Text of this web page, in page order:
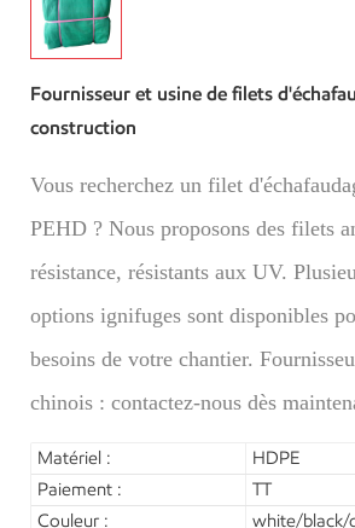
Fournisseur et usine de filets
construction
Vous recherchez un filet
PEHD ? Nous proposons des filets
résistance, résistants aux UV.
options ignifuges sont disponibles
besoins de votre chantier.
chinois : contactez-nous dès
Matériel :
HDPE
Paiement :
TT
Couleur :
white/black/